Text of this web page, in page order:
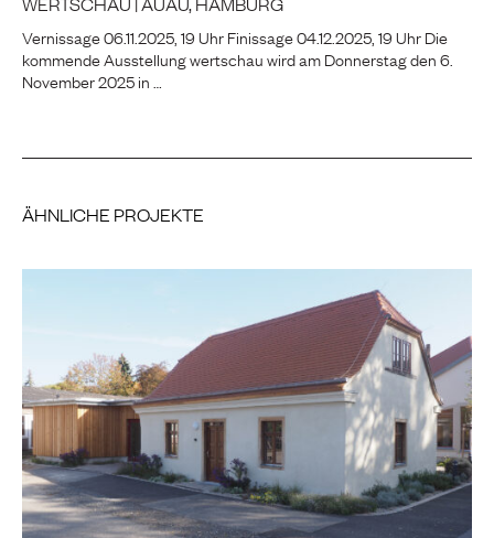
Vernissage 06.11.2025, 19 Uhr Finissage 04.12.2025, 19 Uhr Die
kommende Ausstellung wertschau wird am Donnerstag den 6.
November 2025 in …
ÄHNLICHE PROJEKTE